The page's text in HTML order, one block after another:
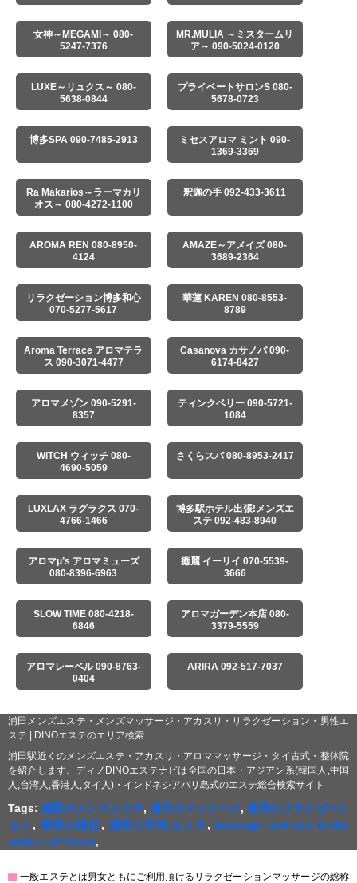
女神～MEGAMI～ 080-
5247-7376
MR.MULIA ～ミスタームリ
ア～ 090-5024-0120
LUXE～リュクス～ 080-
5638-0844
プライベートサロンS 080-
5678-0723
博多SPA 090-7485-2913
ミセスアロマ ミント 090-
1369-3369
Ra Makarios～ラーマカリ
オス～ 080-4272-1100
釈迦の手 092-433-3611
AROMA REN 080-8950-
4124
AMAZE～アメイズ 080-
3689-2364
リラクゼーション博多和心
070-5277-5617
華蓮 KAREN 080-8553-
8789
Aroma Terrace アロマテラ
ス 090-3071-4477
Casanova カサノバ 090-
6174-8427
アロマメゾン 090-5291-
8357
ティンクベリー 090-5721-
1084
WITCH ウィッチ 080-
4690-5059
さくらスパ 080-8953-2417
LUXLAX ラグラクス 070-
4766-1466
博多駅ホテル出張!メンズエ
ステ 092-483-8940
アロマμ’s アロマミューズ
080-8396-6963
癒麗 イーリイ 070-5539-
3666
SLOW TIME 080-4218-
6846
アロマガーデン本店 080-
3379-5559
アロマレーベル 090-8763-
0404
ARIRA 092-517-7037
浦田メンズエステ・メンズマッサージ・アカスリ・リラクゼーション・男性エ
ステ | DINOエステのエリア検索
浦田駅近くのメンズエステ・アカスリ・アロママッサージ・タイ古式・整体院
を紹介します。ディノDINOエステナビは全国の日本・アジアン系(韓国人,中国
人,台湾人,香港人,タイ人)・インドネシアバリ島式のエステ総合検索サイト
Tags:浦田のメンズエステ,浦田のマッサージ,浦田のリラクゼーシ
ョン,浦田の指圧, 浦田の男性エステ, massage and spa in the
station of Urada,
▇ 一般エステとは男女ともにご利用頂けるリラクゼーションマッサージの総称